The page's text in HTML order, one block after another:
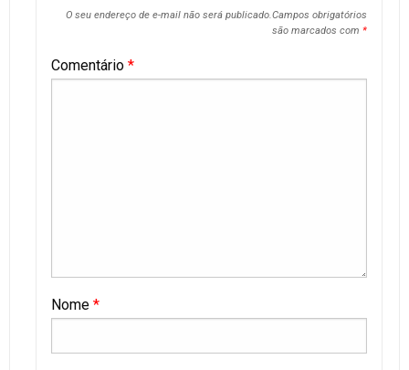
O seu endereço de e-mail não será publicado.Campos obrigatórios
são marcados com *
Comentário *
Nome *